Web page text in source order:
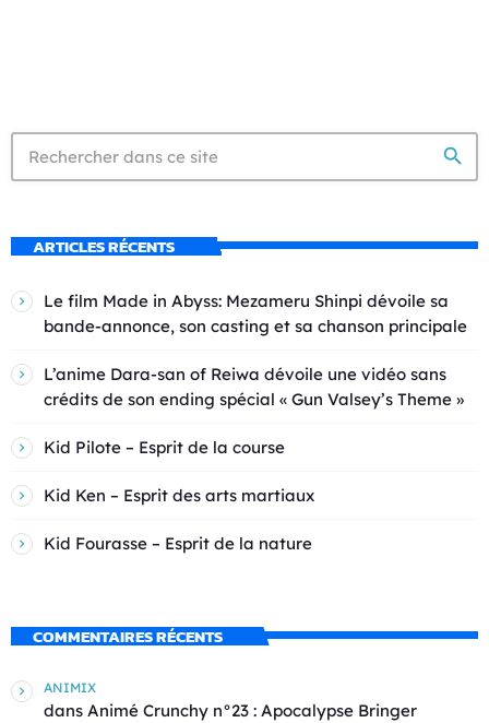
search
ARTICLES RÉCENTS
Le film Made in Abyss: Mezameru Shinpi dévoile sa
bande-annonce, son casting et sa chanson principale
L’anime Dara-san of Reiwa dévoile une vidéo sans
crédits de son ending spécial « Gun Valsey’s Theme »
Kid Pilote – Esprit de la course
Kid Ken – Esprit des arts martiaux
Kid Fourasse – Esprit de la nature
COMMENTAIRES RÉCENTS
ANIMIX
dans Animé Crunchy n°23 : Apocalypse Bringer